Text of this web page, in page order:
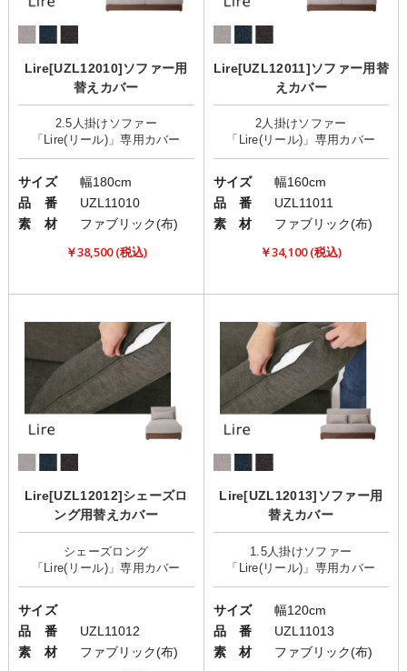
Lire[UZL12010]ソファー用
替えカバー
2.5人掛けソファー
サイズ
幅180cm
品 番
UZL11010
素 材
ファブリック(布)
￥38,500 (税込)
Lire[UZL12011]ソファー用替
えカバー
2人掛けソファー
サイズ
幅160cm
品 番
UZL11011
素 材
ファブリック(布)
￥34,100 (税込)
Lire[UZL12012]シェーズロ
ング用替えカバー
シェーズロング
サイズ
品 番
UZL11012
素 材
ファブリック(布)
Lire[UZL12013]ソファー用
替えカバー
1.5人掛けソファー
サイズ
幅120cm
品 番
UZL11013
素 材
ファブリック(布)